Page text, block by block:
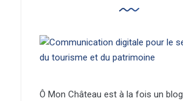
Ô Mon Château est à la fois un blog